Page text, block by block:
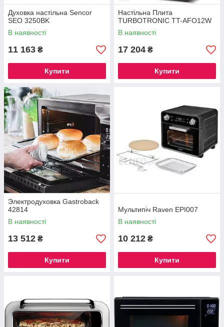
Духовка настільна Sencor
SEO 3250BK
В наявності
11 163 ₴
Купити
Настільна Плита
TURBOTRONIC TT-AFO12W
В наявності
17 204 ₴
Купити
Электродуховка Gastroback
42814
В наявності
13 512 ₴
Купити
Мультипіч Raven EPI007
В наявності
10 212 ₴
Купити